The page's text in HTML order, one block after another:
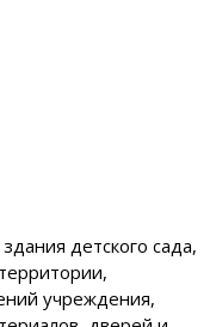
детского сада,
учреждения,